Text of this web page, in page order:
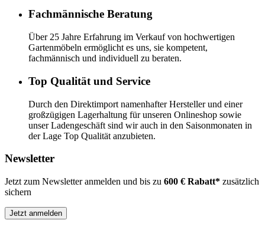
Fachmännische Beratung
Über 25 Jahre Erfahrung im Verkauf von hochwertigen
Gartenmöbeln ermöglicht es uns, sie kompetent,
fachmännisch und individuell zu beraten.
Top Qualität und Service
Durch den Direktimport namenhafter Hersteller und einer
großzügigen Lagerhaltung für unseren Onlineshop sowie
unser Ladengeschäft sind wir auch in den Saisonmonaten in
der Lage Top Qualität anzubieten.
Newsletter
Jetzt zum Newsletter anmelden und bis zu 600 € Rabatt* zusätzlich
sichern
Jetzt anmelden